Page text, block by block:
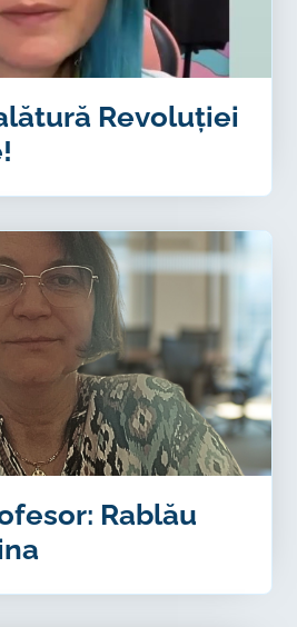
Revoluției
Rablău